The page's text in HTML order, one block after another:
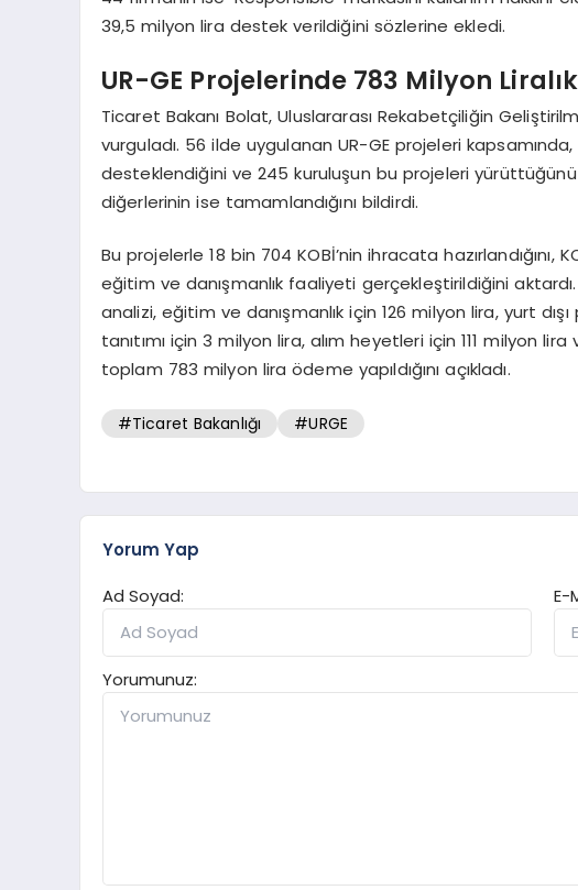
39,5 milyon lira destek verildiğini sözlerine ekledi.
UR-GE Projelerinde 783 Milyon
Ticaret Bakanı Bolat, Uluslararası Rekabetçiliğin
vurguladı. 56 ilde uygulanan UR-GE projeleri
desteklendiğini ve 245 kuruluşun bu projeleri
diğerlerinin ise tamamlandığını bildirdi.
Bu projelerle 18 bin 704 KOBİ’nin ihracata
eğitim ve danışmanlık faaliyeti gerçekleştirildiğini
analizi, eğitim ve danışmanlık için 126 milyon lira, yurt
tanıtımı için 3 milyon lira, alım heyetleri için 111 milyon
toplam 783 milyon lira ödeme yapıldığını açıkladı.
#Ticaret Bakanlığı #URGE
Yorum Yap
Ad Soyad:
E-
Yorumunuz: